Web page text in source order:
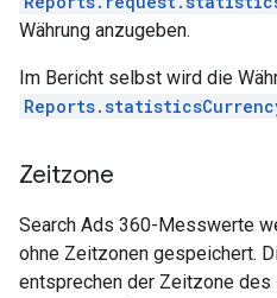
Währung anzugeben.
Im Bericht selbst wird die
Zeitzone
Search Ads 360-Messwerte
ohne Zeitzonen gespeichert.
entsprechen der Zeitzone des